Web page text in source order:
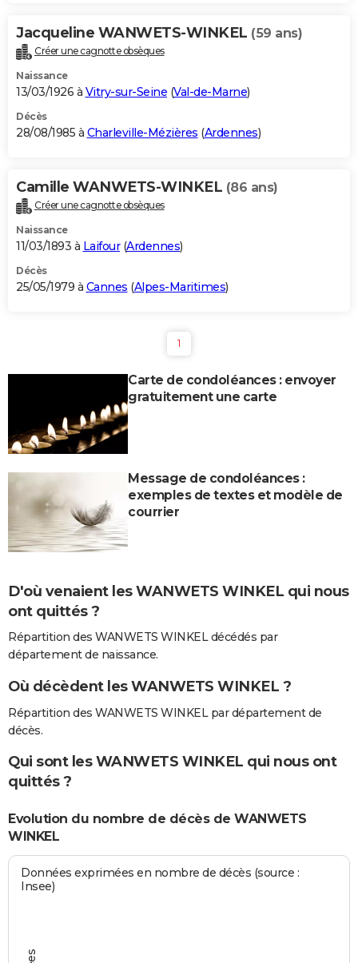
Jacqueline WANWETS-WINKEL (59 ans)
Créer une cagnotte obsèques
Naissance
13/03/1926 à Vitry-sur-Seine (Val-de-Marne)
Décès
28/08/1985 à Charleville-Mézières (Ardennes)
Camille WANWETS-WINKEL (86 ans)
Créer une cagnotte obsèques
Naissance
11/03/1893 à Laifour(Ardennes)
Décès
25/05/1979 à Cannes (Alpes-Maritimes)
1
Carte de condoléances : envoyer
gratuitement une carte
Message de condoléances :
exemples de textes et modèle de
courrier
D'où venaient les WANWETS WINKEL qui nous
ont quittés ?
Répartition des WANWETS WINKEL décédés par
département de naissance.
Où décèdent les WANWETS WINKEL ?
Répartition des WANWETS WINKEL par département de
décès.
Qui sont les WANWETS WINKEL qui nous ont
quittés ?
Evolution du nombre de décès de WANWETS
WINKEL
Données exprimées en nombre de décès (source :
Insee)